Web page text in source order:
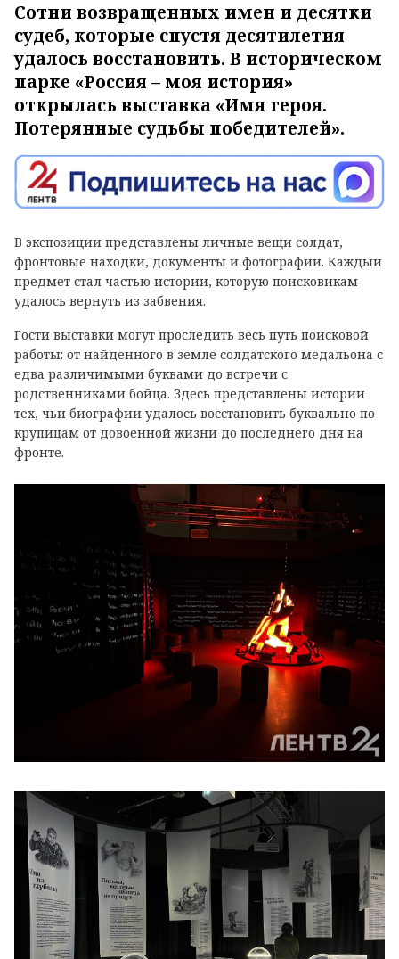
Сотни возвращенных имен и десятки
судеб, которые спустя десятилетия
удалось восстановить. В историческом
парке «Россия – моя история»
открылась выставка «Имя героя.
Потерянные судьбы победителей».
В экспозиции представлены личные вещи солдат,
фронтовые находки, документы и фотографии. Каждый
предмет стал частью истории, которую поисковикам
удалось вернуть из забвения.
Гости выставки могут проследить весь путь поисковой
работы: от найденного в земле солдатского медальона с
едва различимыми буквами до встречи с
родственниками бойца. Здесь представлены истории
тех, чьи биографии удалось восстановить буквально по
крупицам от довоенной жизни до последнего дня на
фронте.